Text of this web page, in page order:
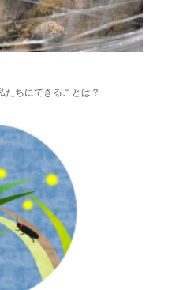
たちにできることは？